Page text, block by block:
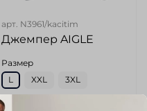
арт. N3961/kacitim
Джемпер AIGLE
Размер
L
XXL 3XL
Цвет